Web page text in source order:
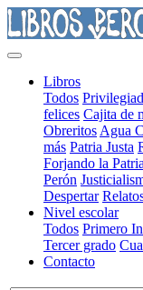
Libros
Todos
felices Cajita de
Obreritos Agua
más Patria Justa
Forjando la Patria
Perón
Despertar
Nivel escolar
Todos Primero
Tercer grado
Contacto